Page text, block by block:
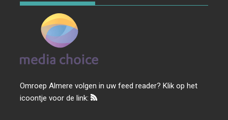
Omroep Almere volgen in uw feed reader? Klik op het
icoontje voor de link: